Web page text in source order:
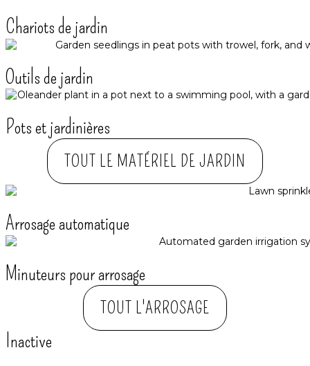
Chariots de jardin
Outils de jardin
Pots et jardinières
TOUT LE MATÉRIEL DE JARDIN
Arrosage automatique​
Minuteurs pour arrosage
TOUT L'ARROSAGE
Inactive